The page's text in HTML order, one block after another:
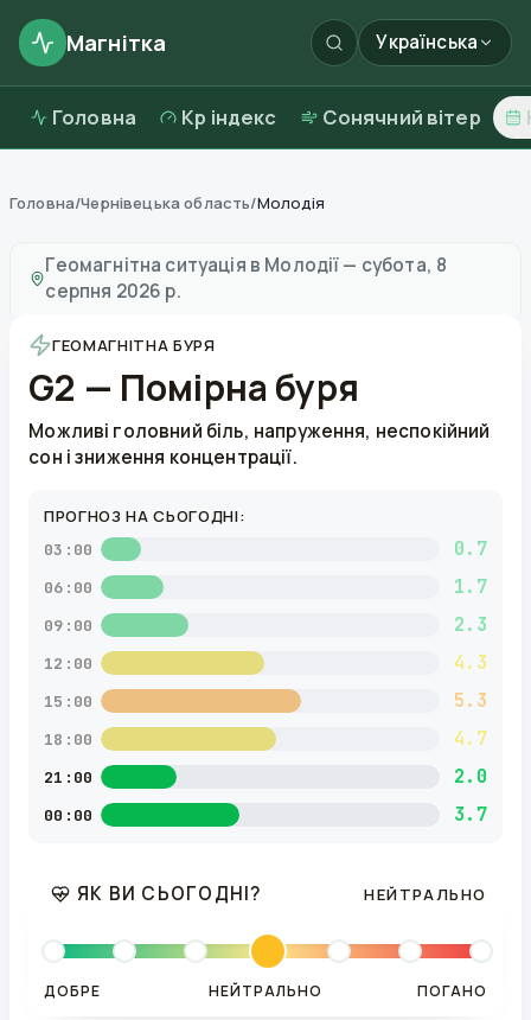
Магнітка Українська
Головна Kp індекс Сонячний вітер
Головна/Чернівецька область/Молодія
Геомагнітна ситуація в Молодії— субота, 8
серпня 2026 р.
ГЕОМАГНІТНА БУРЯ
G2 — Помірна буря
Можливі головний біль, напруження, неспокійний
сон і зниження концентрації.
ПРОГНОЗ НА СЬОГОДНІ:
03:00 0.7
06:00 1.7
09:00 2.3
12:00 4.3
15:00 5.3
18:00 4.7
21:00 2.0
00:00 3.7
ЯК ВИ СЬОГОДНІ? НЕЙТРАЛЬНО
ДОБРЕ НЕЙТРАЛЬНО ПОГАНО